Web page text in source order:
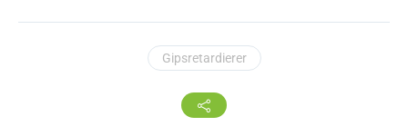
Gipsretardierer